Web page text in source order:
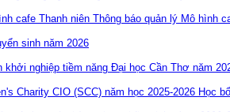
Thông báo quản lý Mô hình
sinh năm 2026
khởi nghiệp tiềm năng Đại học Cần Thơ năm
Học